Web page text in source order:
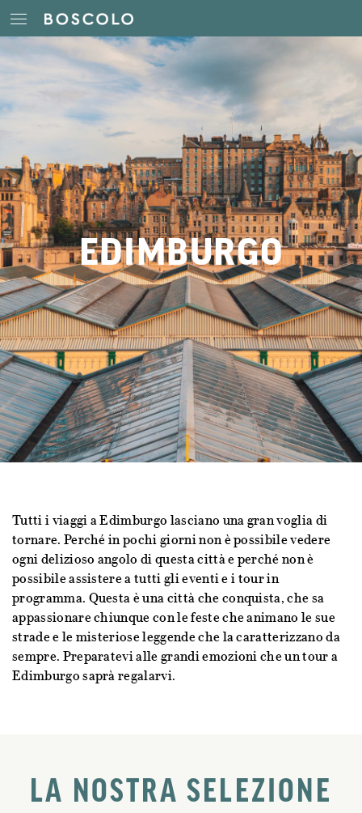
EDIMBURGO
Tutti i viaggi a Edimburgo lasciano una gran voglia di
tornare. Perché in pochi giorni non è possibile vedere
ogni delizioso angolo di questa città e perché non è
possibile assistere a tutti gli eventi e i tour in
programma. Questa è una città che conquista, che sa
appassionare chiunque con le feste che animano le sue
strade e le misteriose leggende che la caratterizzano da
sempre. Preparatevi alle grandi emozioni che un tour a
Edimburgo saprà regalarvi.
LA NOSTRA SELEZIONE